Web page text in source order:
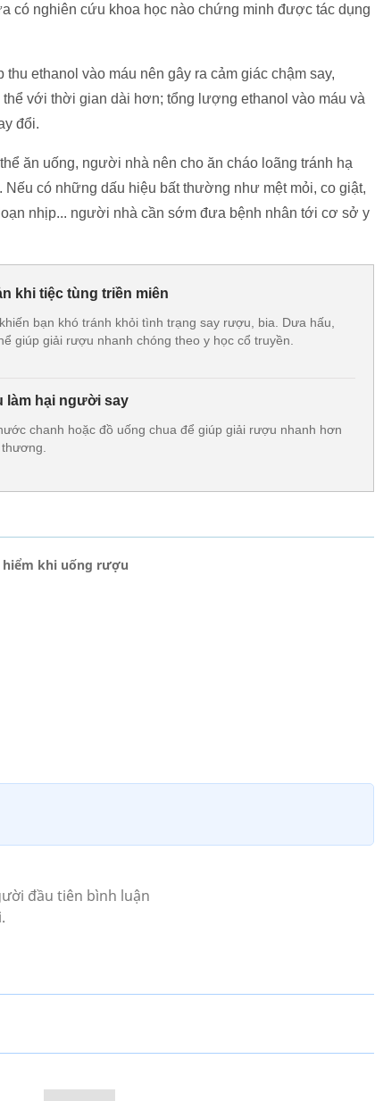
có nghiên cứu khoa học nào chứng minh được tác dụng
ethanol vào máu nên gây ra cảm giác chậm say,
với thời gian dài hơn; tổng lượng ethanol vào máu và
đổi.
ăn uống, người nhà nên cho ăn cháo loãng tránh hạ
có những dấu hiệu bất thường như mệt mỏi, co giật,
nhịp... người nhà cần sớm đưa bệnh nhân tới cơ sở y
khi tiệc tùng triền miên
bạn khó tránh khỏi tình trạng say rượu, bia. Dưa hấu,
giúp giải rượu nhanh chóng theo y học cổ truyền.
làm hại người say
chanh hoặc đồ uống chua để giúp giải rượu nhanh hơn
hiểm khi uống rượu